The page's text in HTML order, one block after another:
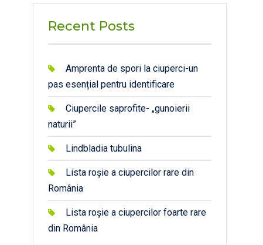
Recent Posts
Amprenta de spori la ciuperci-un
pas esențial pentru identificare
Ciupercile saprofite- „gunoierii
naturii”
Lindbladia tubulina
Lista roșie a ciupercilor rare din
România
Lista roșie a ciupercilor foarte rare
din România